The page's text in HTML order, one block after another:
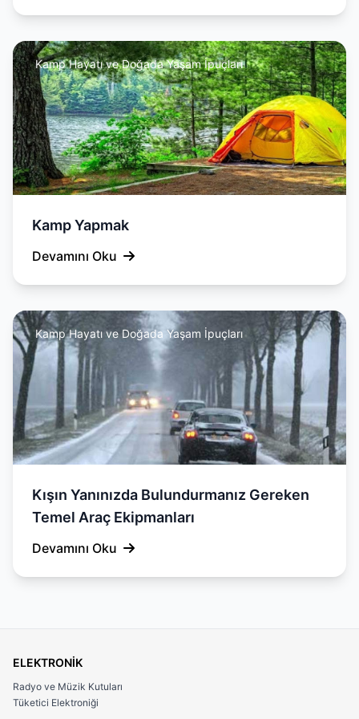
Kamp Hayatı ve Doğada Yaşam İpuçları
Kamp Yapmak
Devamını Oku
Kamp Hayatı ve Doğada Yaşam İpuçları
Kışın Yanınızda Bulundurmanız Gereken
Temel Araç Ekipmanları
Devamını Oku
ELEKTRONİK
Radyo ve Müzik Kutuları
Tüketici Elektroniği